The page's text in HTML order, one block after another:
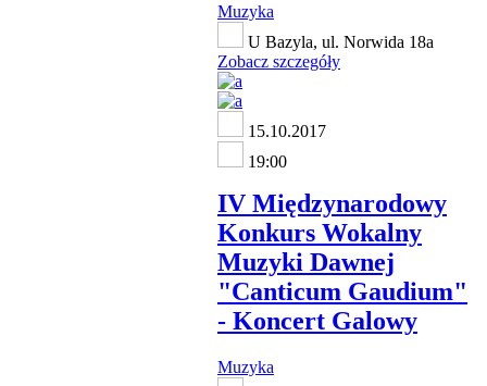
Muzyka
U Bazyla, ul. Norwida 18a
Zobacz szczegóły
15.10.2017
19:00
IV Międzynarodowy
Konkurs Wokalny
Muzyki Dawnej
"Canticum Gaudium"
- Koncert Galowy
Muzyka